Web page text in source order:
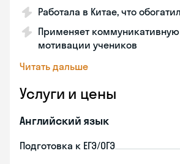
Работала в Китае, что
Применяет
мотивации учеников
Читать дальше
Услуги и цены
Английский язык
Подготовка к ЕГЭ/ОГЭ